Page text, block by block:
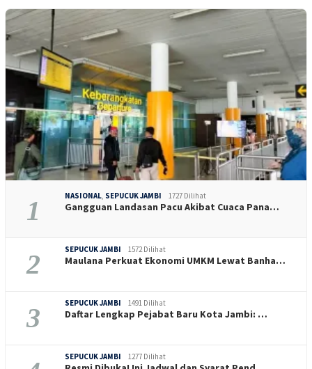
1 NASIONAL SEPUCUK JAMBI 1727 Dilihat
Gangguan Landasan Pacu Akibat Cuaca Pana…
2 SEPUCUK JAMBI 1572 Dilihat
Maulana Perkuat Ekonomi UMKM Lewat Banha…
3 SEPUCUK JAMBI 1491 Dilihat
Daftar Lengkap Pejabat Baru Kota Jambi: …
SEPUCUK JAMBI 1277 Dilihat